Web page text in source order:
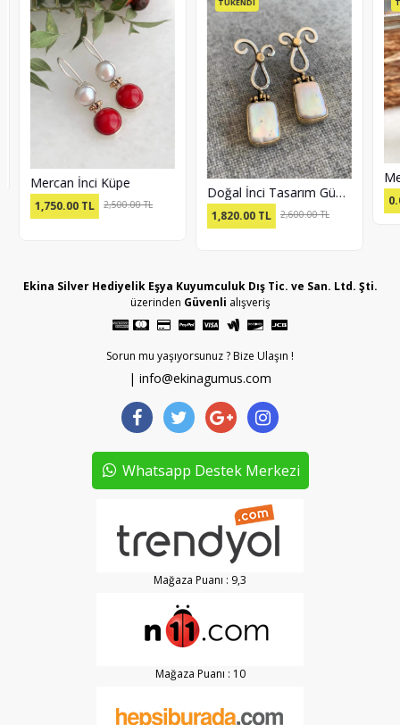
Mercan İnci Küpe
1,750.00TL 2,500.00 TL
Doğal İnci Tasarım Gümüş Küpe
1,820.00TL 2,600.00 TL
0.00
Ekina Silver Hediyelik Eşya Kuyumculuk Dış Tic. ve San. Ltd. Şti.
üzerinden Güvenli alışveriş
Sorun mu yaşıyorsunuz ? Bize Ulaşın !
| info@ekinagumus.com
Whatsapp Destek Merkezi
Mağaza Puanı : 9,3
Mağaza Puanı : 10